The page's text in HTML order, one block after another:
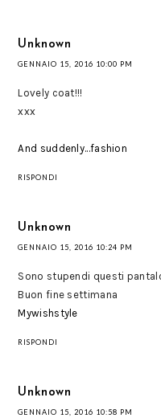
Unknown
GENNAIO 15, 2016 10:00 PM
Lovely coat!!!
xxx
And suddenly...fashion
RISPONDI
Unknown
GENNAIO 15, 2016 10:24 PM
Sono stupendi questi
Buon fine settimana
Mywishstyle
RISPONDI
Unknown
GENNAIO 15, 2016 10:58 PM